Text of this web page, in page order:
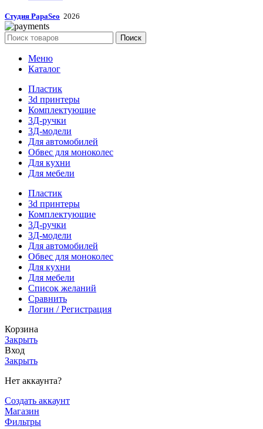
Студия PapaSeo 2026
Поиск
Меню
Каталог
Пластик
3d принтеры
Комплектующие
3Д-ручки
3Д-модели
Для автомобилей
Обвес для моноколес
Для кухни
Для мебели
Пластик
3d принтеры
Комплектующие
3Д-ручки
3Д-модели
Для автомобилей
Обвес для моноколес
Для кухни
Для мебели
Список желаний
Сравнить
Логин / Регистрация
Корзина
Закрыть
Вход
Закрыть
Нет аккаунта?
Создать аккаунт
Магазин
Фильтры